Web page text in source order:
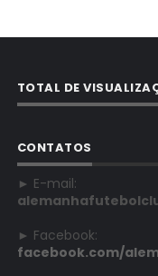
TOTAL DE
CONTATOS
► E-mail:
► Facebook:
facebook.com/